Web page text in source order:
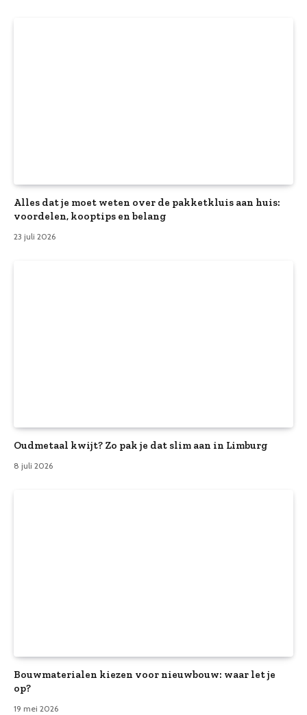
Alles dat je moet weten over de pakketkluis aan huis:
voordelen, kooptips en belang
23 juli 2026
Oudmetaal kwijt? Zo pak je dat slim aan in Limburg
8 juli 2026
Bouwmaterialen kiezen voor nieuwbouw: waar let je
op?
19 mei 2026